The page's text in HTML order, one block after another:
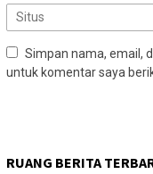
Simpan nama, email,
untuk komentar saya
RUANG BERITA